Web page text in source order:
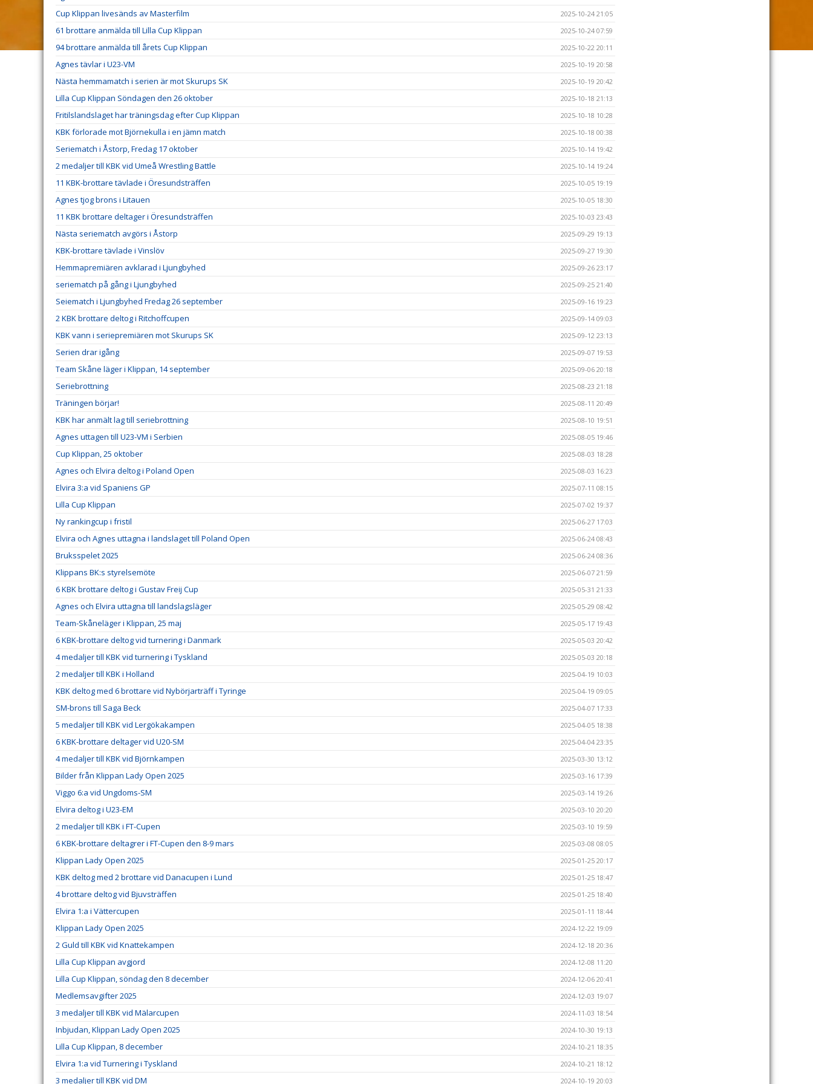
Cup Klippan livesänds av Masterfilm 2025-10-24 21:05
61 brottare anmälda till Lilla Cup Klippan 2025-10-24 07:59
94 brottare anmälda till årets Cup Klippan 2025-10-22 20:11
Agnes tävlar i U23-VM 2025-10-19 20:58
Nästa hemmamatch i serien är mot Skurups SK 2025-10-19 20:42
Lilla Cup Klippan Söndagen den 26 oktober 2025-10-18 21:13
Fritilslandslaget har träningsdag efter Cup Klippan 2025-10-18 10:28
KBK förlorade mot Björnekulla i en jämn match 2025-10-18 00:38
Seriematch i Åstorp, Fredag 17 oktober 2025-10-14 19:42
2 medaljer till KBK vid Umeå Wrestling Battle 2025-10-14 19:24
11 KBK-brottare tävlade i Öresundsträffen 2025-10-05 19:19
Agnes tjog brons i Litauen 2025-10-05 18:30
11 KBK brottare deltager i Öresundsträffen 2025-10-03 23:43
Nästa seriematch avgörs i Åstorp 2025-09-29 19:13
KBK-brottare tävlade i Vinslöv 2025-09-27 19:30
Hemmapremiären avklarad i Ljungbyhed 2025-09-26 23:17
seriematch på gång i Ljungbyhed 2025-09-25 21:40
Seiematch i Ljungbyhed Fredag 26 september 2025-09-16 19:23
2 KBK brottare deltog i Ritchoffcupen 2025-09-14 09:03
KBK vann i seriepremiären mot Skurups SK 2025-09-12 23:13
Serien drar igång 2025-09-07 19:53
Team Skåne läger i Klippan, 14 september 2025-09-06 20:18
Seriebrottning 2025-08-23 21:18
Träningen börjar! 2025-08-11 20:49
KBK har anmält lag till seriebrottning 2025-08-10 19:51
Agnes uttagen till U23-VM i Serbien 2025-08-05 19:46
Cup Klippan, 25 oktober 2025-08-03 18:28
Agnes och Elvira deltog i Poland Open 2025-08-03 16:23
Elvira 3:a vid Spaniens GP 2025-07-11 08:15
Lilla Cup Klippan 2025-07-02 19:37
Ny rankingcup i fristil 2025-06-27 17:03
Elvira och Agnes uttagna i landslaget till Poland Open 2025-06-24 08:43
Bruksspelet 2025 2025-06-24 08:36
Klippans BK:s styrelsemöte 2025-06-07 21:59
6 KBK brottare deltog i Gustav Freij Cup 2025-05-31 21:33
Agnes och Elvira uttagna till landslagsläger 2025-05-29 08:42
Team-Skåneläger i Klippan, 25 maj 2025-05-17 19:43
6 KBK-brottare deltog vid turnering i Danmark 2025-05-03 20:42
4 medaljer till KBK vid turnering i Tyskland 2025-05-03 20:18
2 medaljer till KBK i Holland 2025-04-19 10:03
KBK deltog med 6 brottare vid Nybörjarträff i Tyringe 2025-04-19 09:05
SM-brons till Saga Beck 2025-04-07 17:33
5 medaljer till KBK vid Lergökakampen 2025-04-05 18:38
6 KBK-brottare deltager vid U20-SM 2025-04-04 23:35
4 medaljer till KBK vid Björnkampen 2025-03-30 13:12
Bilder från Klippan Lady Open 2025 2025-03-16 17:39
Viggo 6:a vid Ungdoms-SM 2025-03-14 19:26
Elvira deltog i U23-EM 2025-03-10 20:20
2 medaljer till KBK i FT-Cupen 2025-03-10 19:59
6 KBK-brottare deltagrer i FT-Cupen den 8-9 mars 2025-03-08 08:05
Klippan Lady Open 2025 2025-01-25 20:17
KBK deltog med 2 brottare vid Danacupen i Lund 2025-01-25 18:47
4 brottare deltog vid Bjuvsträffen 2025-01-25 18:40
Elvira 1:a i Vättercupen 2025-01-11 18:44
Klippan Lady Open 2025 2024-12-22 19:09
2 Guld till KBK vid Knattekampen 2024-12-18 20:36
Lilla Cup Klippan avgjord 2024-12-08 11:20
Lilla Cup Klippan, söndag den 8 december 2024-12-06 20:41
Medlemsavgifter 2025 2024-12-03 19:07
3 medaljer till KBK vid Mälarcupen 2024-11-03 18:54
Inbjudan, Klippan Lady Open 2025 2024-10-30 19:13
Lilla Cup Klippan, 8 december 2024-10-21 18:35
Elvira 1:a vid Turnering i Tyskland 2024-10-21 18:12
3 medaljer till KBK vid DM 2024-10-19 20:03